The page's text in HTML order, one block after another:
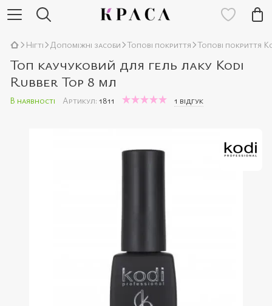
Нігті Допоміжні засоби Топові покриття Топові покриття
Топ каучуковий для гель лаку Kodi
Rubber Top 8 мл
В наявності Артикул: 1811 1 відгук